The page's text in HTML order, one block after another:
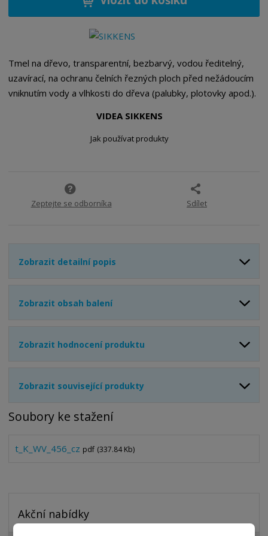
i
č
e
t
n
o
ž
s
i
o
ž
s
t
Tmel na dřevo, transparentní, bezbarvý, vodou ředitelný,
uzavírací, na ochranu čelních řezných ploch před nežádoucím
vniknutím vody a vlhkosti do dřeva (palubky, plotovky apod.).
VIDEA SIKKENS
Jak používat produkty
Zeptejte se odborníka Sdílet
Zobrazit detailní popis
Zobrazit obsah balení
Zobrazit hodnocení produktu
Zobrazit související produkty
Soubory ke stažení
t_K_WV_456_cz pdf (337.84 Kb)
Akční nabídky